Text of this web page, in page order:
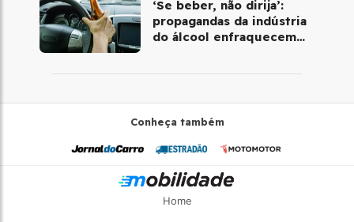
‘Se beber, não dirija’:
propagandas da indústria
do álcool enfraquecem
Conheça também
Home